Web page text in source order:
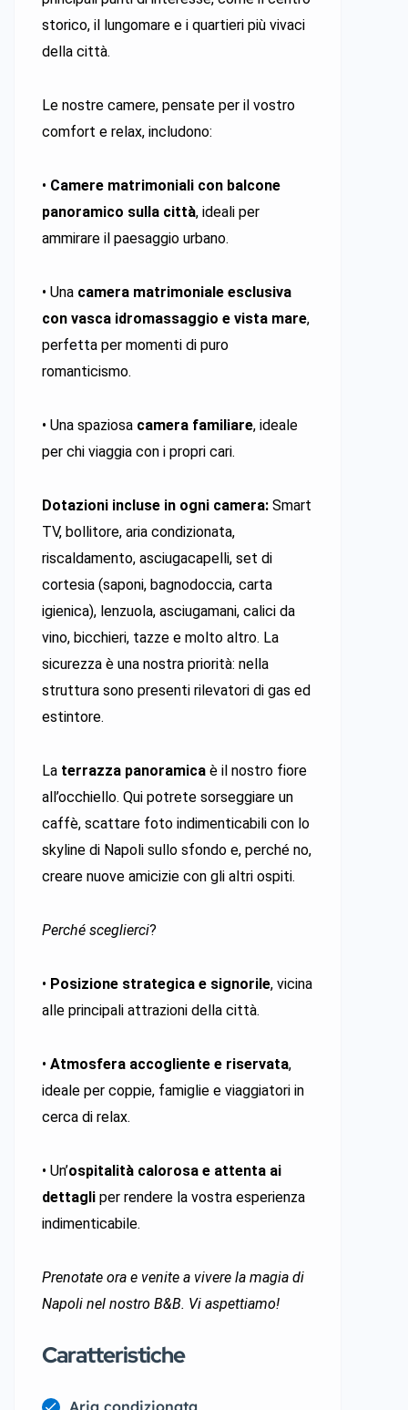
storico, il lungomare e i quartieri più vivaci
della città.
Le nostre camere, pensate per il vostro
comfort e relax, includono:
• Camere matrimoniali con balcone
panoramico sulla città, ideali per
ammirare il paesaggio urbano.
• Una camera matrimoniale esclusiva
con vasca idromassaggio e vista mare,
perfetta per momenti di puro
romanticismo.
• Una spaziosa camera familiare, ideale
per chi viaggia con i propri cari.
Dotazioni incluse in ogni camera: Smart
TV, bollitore, aria condizionata,
riscaldamento, asciugacapelli, set di
cortesia (saponi, bagnodoccia, carta
igienica), lenzuola, asciugamani, calici da
vino, bicchieri, tazze e molto altro. La
sicurezza è una nostra priorità: nella
struttura sono presenti rilevatori di gas ed
estintore.
La terrazza panoramica è il nostro fiore
all’occhiello. Qui potrete sorseggiare un
caffè, scattare foto indimenticabili con lo
skyline di Napoli sullo sfondo e, perché no,
creare nuove amicizie con gli altri ospiti.
Perché sceglierci?
• Posizione strategica e signorile, vicina
alle principali attrazioni della città.
• Atmosfera accogliente e riservata,
ideale per coppie, famiglie e viaggiatori in
cerca di relax.
• Un’ospitalità calorosa e attenta ai
dettagli per rendere la vostra esperienza
indimenticabile.
Prenotate ora e venite a vivere la magia di
Napoli nel nostro B&B. Vi aspettiamo!
Caratteristiche
Aria condizionata